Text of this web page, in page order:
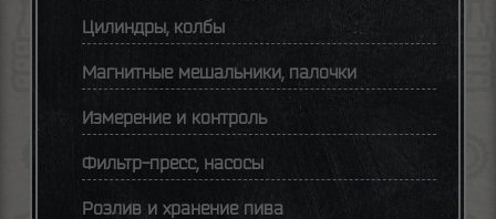
Цилиндры, колбы
Магнитные мешальники, палочки
Измерение и контроль
Фильтр-пресс, насосы
Розлив и хранение пива